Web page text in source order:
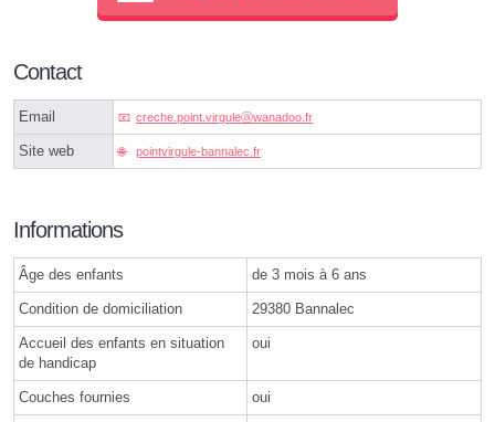
Contact
Email creche.point.virguleⓐwanadoo.fr
Site web pointvirgule-bannalec.fr
Informations
Âge des enfants de 3 mois à 6 ans
Condition de domiciliation 29380 Bannalec
Accueil des enfants en situation
de handicap
oui
Couches fournies oui